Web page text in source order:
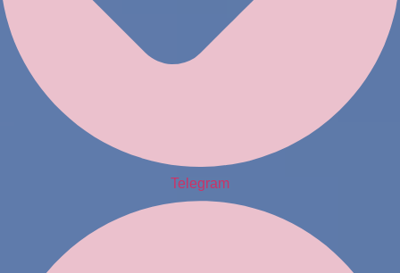
Telegram